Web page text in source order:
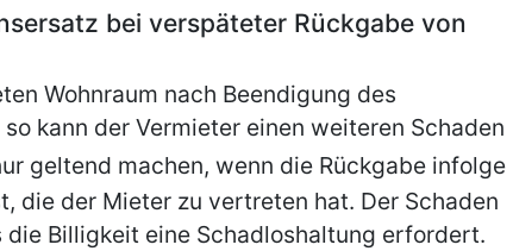
bei verspäteter Rückgabe von
Wohnraum nach Beendigung des
kann der Vermieter einen weiteren Schaden
geltend machen, wenn die Rückgabe infolge
die der Mieter zu vertreten hat. Der Schaden
Billigkeit eine Schadloshaltung erfordert.